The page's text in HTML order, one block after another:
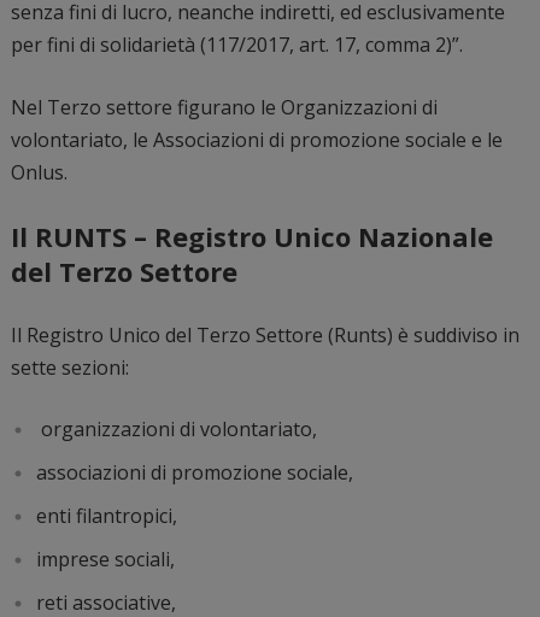
senza fini di lucro, neanche indiretti, ed esclusivamente
per fini di solidarietà (117/2017, art. 17, comma 2)”.
Nel Terzo settore figurano le Organizzazioni di
volontariato, le Associazioni di promozione sociale e le
Onlus.
Il RUNTS – Registro Unico Nazionale
del Terzo Settore
Il Registro Unico del Terzo Settore (Runts) è suddiviso in
sette sezioni:
organizzazioni di volontariato,
associazioni di promozione sociale,
enti filantropici,
imprese sociali,
reti associative,